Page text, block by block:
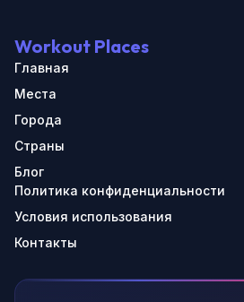
Workout Places
Главная
Места
Города
Страны
Блог
Политика конфиденциальности
Условия использования
Контакты